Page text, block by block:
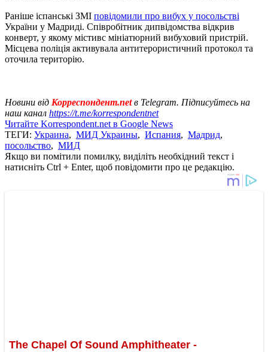
Раніше іспанські ЗМІ повідомили про вибух у посольстві
України у Мадриді. Співробітник дипвідомства відкрив
конверт, у якому містивс мініатюрний вибуховий пристрій.
Місцева поліція активувала антитерористичний протокол та
оточила територію.
Новини від Корреспондент.netв Telegram. Підписуйтесь на
наш канал https://t.me/korrespondentnet
Читайте Korrespondent.net в Google News
ТЕГИ: Украина, МИД Украины, Испания, Мадрид,
посольство, МИД
Якщо ви помітили помилку, виділіть необхідний текст і
натисніть Ctrl + Enter, щоб повідомити про це редакцію.